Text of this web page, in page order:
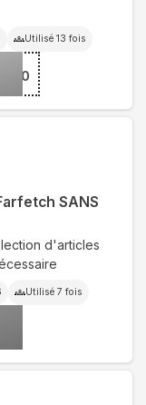
Utilisé 13 fois
SANS
d'articles
Utilisé 7 fois